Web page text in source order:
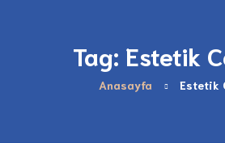
Tag: Estetik
Anasayfa Estetik